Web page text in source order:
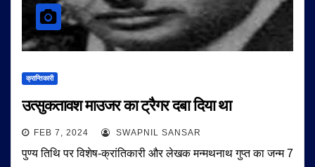
क्रान्तिकारी
उत्सुकतावश माउजर का ट्रैगर दबा दिया था
FEB 7, 2024 SWAPNIL SANSAR
पुण्य तिथि पर विशेष-क्रांतिकारी और लेखक मन्मथनाथ गुप्त का जन्म 7